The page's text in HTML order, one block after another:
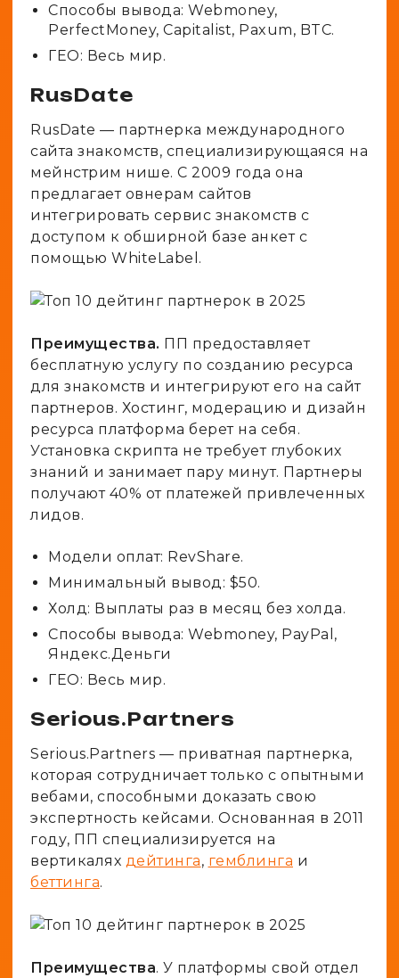
Способы вывода: Webmoney,
PerfectMoney, Capitalist, Paxum, BTC.
ГЕО: Весь мир.
RusDate
RusDate — партнерка международного
сайта знакомств, специализирующаяся на
мейнстрим нише. C 2009 года она
предлагает овнерам сайтов
интегрировать сервис знакомств с
доступом к обширной базе анкет с
помощью WhiteLabel.
Преимущества. ПП предоставляет
бесплатную услугу по созданию ресурса
для знакомств и интегрируют его на сайт
партнеров. Хостинг, модерацию и дизайн
ресурса платформа берет на себя.
Установка скрипта не требует глубоких
знаний и занимает пару минут. Партнеры
получают 40% от платежей привлеченных
лидов.
Модели оплат: RevShare.
Минимальный вывод: $50.
Холд: Выплаты раз в месяц без холда.
Способы вывода: Webmoney, PayPal,
Яндекс.Деньги
ГЕО: Весь мир.
Serious.Partners
Serious.Partners — приватная партнерка,
которая сотрудничает только с опытными
вебами, способными доказать свою
экспертность кейсами. Основанная в 2011
году, ПП специализируется на
вертикалях дейтинга, гемблинга и
беттинга.
Преимущества. У платформы свой отдел